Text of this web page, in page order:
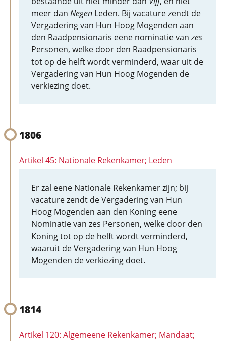
meer dan Negen Leden. Bij vacature zendt de
Vergadering van Hun Hoog Mogenden aan
den Raadpensionaris eene nominatie vanzes
Personen, welke door den Raadpensionaris
tot op de helft wordt verminderd, waar uit de
Vergadering van Hun Hoog Mogenden de
verkiezing doet.
1806
Artikel 45: Nationale Rekenkamer; Leden
Er zal eene Nationale Rekenkamer zijn; bij
vacature zendt de Vergadering van Hun
Hoog Mogenden aan den Koning eene
Nominatie van zes Personen, welke door den
Koning tot op de helft wordt verminderd,
waaruit de Vergadering van Hun Hoog
Mogenden de verkiezing doet.
1814
Artikel 120: Algemeene Rekenkamer; Mandaat;